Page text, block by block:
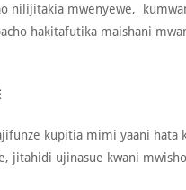
nilijitakia mwenyewe,
hakitafutika maishani
kupitia mimi yaani
jitahidi ujinasue kwani